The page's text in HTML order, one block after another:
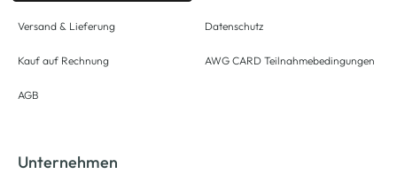
Versand & Lieferung
Kauf auf Rechnung
AGB
Datenschutz
AWG CARD Teilnahmebedingungen
Unternehmen